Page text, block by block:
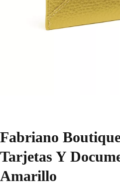
Fabriano
Tarjetas Y
Amarillo